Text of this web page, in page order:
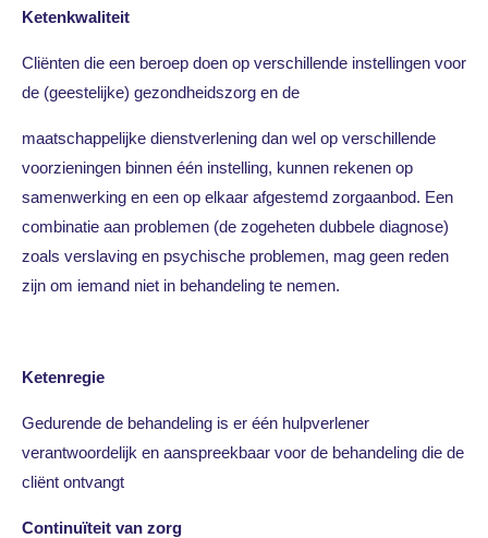
Ketenkwaliteit
Cliënten die een beroep doen op verschillende instellingen voor
de (geestelijke) gezondheidszorg en de
maatschappelijke dienstverlening dan wel op verschillende
voorzieningen binnen één instelling, kunnen rekenen op
samenwerking en een op elkaar afgestemd zorgaanbod. Een
combinatie aan problemen (de zogeheten dubbele diagnose)
zoals verslaving en psychische problemen, mag geen reden
zijn om iemand niet in behandeling te nemen.
Ketenregie
Gedurende de behandeling is er één hulpverlener
verantwoordelijk en aanspreekbaar voor de behandeling die de
cliënt ontvangt
Continuïteit van zorg